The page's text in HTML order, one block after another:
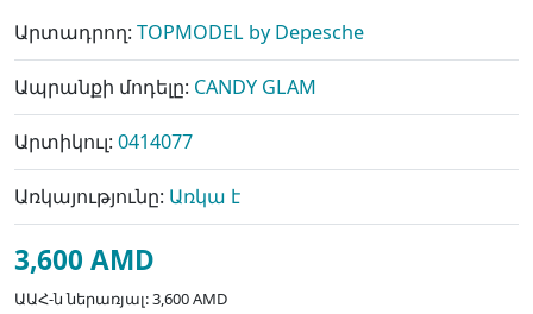
Արտադրող: TOPMODEL by Depesche
Ապրանքի մոդելը: CANDY GLAM
Արտիկուլ: 0414077
Առկայությունը: Առկա է
3,600 AMD
ԱԱՀ-ն ներառյալ: 3,600 AMD